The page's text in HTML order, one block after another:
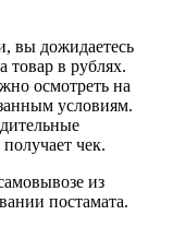
вы дожидаетесь
товар в рублях.
осмотреть на
условиям.
чек.
из
постамата.